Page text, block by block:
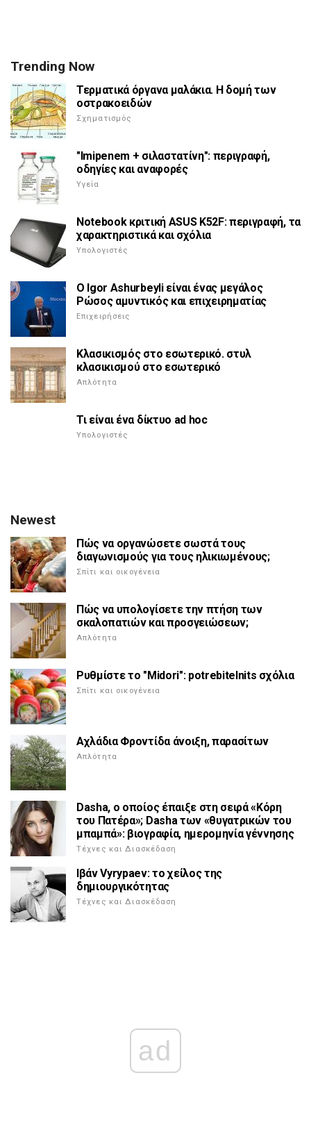
Trending Now
Τερματικά όργανα μαλάκια. Η δομή των
οστρακοειδών
Σχηματισμός
"Imipenem + σιλαστατίνη": περιγραφή,
οδηγίες και αναφορές
Υγεία
Notebook κριτική ASUS K52F: περιγραφή, τα
χαρακτηριστικά και σχόλια
Υπολογιστές
Ο Igor Ashurbeyli είναι ένας μεγάλος
Ρώσος αμυντικός και επιχειρηματίας
Επιχειρήσεις
Κλασικισμός στο εσωτερικό. στυλ
κλασικισμού στο εσωτερικό
Απλότητα
Τι είναι ένα δίκτυο ad hoc
Υπολογιστές
Newest
Πώς να οργανώσετε σωστά τους
διαγωνισμούς για τους ηλικιωμένους;
Σπίτι και οικογένεια
Πώς να υπολογίσετε την πτήση των
σκαλοπατιών και προσγειώσεων;
Απλότητα
Ρυθμίστε το "Midori": potrebitelnits σχόλια
Σπίτι και οικογένεια
Αχλάδια Φροντίδα άνοιξη, παρασίτων
Απλότητα
Dasha, ο οποίος έπαιξε στη σειρά «Κόρη
του Πατέρα»; Dasha των «θυγατρικών του
μπαμπά»: βιογραφία, ημερομηνία γέννησης
Τέχνες και Διασκέδαση
Ιβάν Vyrypaev: το χείλος της
δημιουργικότητας
Τέχνες και Διασκέδαση
ad